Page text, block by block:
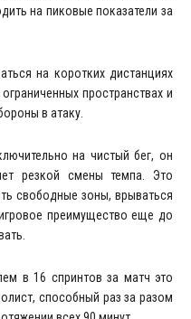
на пиковые показатели за
на коротких дистанциях
пространствах и
в атаку.
на чистый бег, он
резкой смены темпа. Это
свободные зоны, врываться
преимущество еще до
в 16 спринтов за матч это
способный раз за разом